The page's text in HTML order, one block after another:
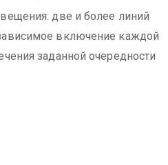
две и более линий
включение каждой
заданной очередности